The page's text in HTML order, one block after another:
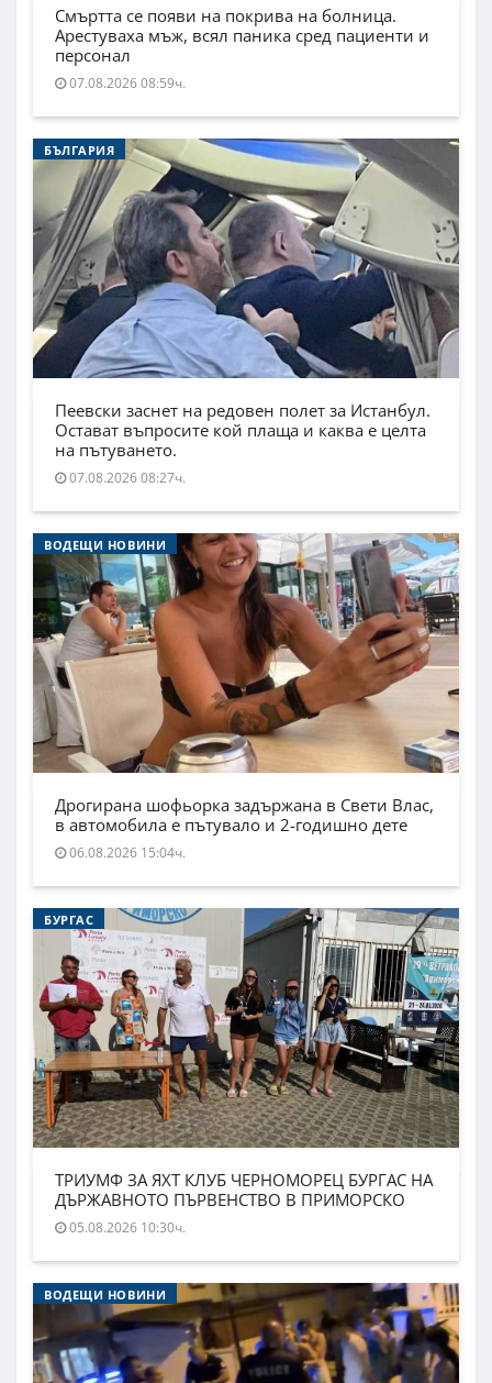
Смъртта се появи на покрива на болница.
Арестуваха мъж, всял паника сред пациенти и
персонал
07.08.2026 08:59ч.
БЪЛГАРИЯ
Пеевски заснет на редовен полет за Истанбул.
Остават въпросите кой плаща и каква е целта
на пътуването.
07.08.2026 08:27ч.
ВОДЕЩИ НОВИНИ
Дрогирана шофьорка задържана в Свети Влас,
в автомобила е пътувало и 2-годишно дете
06.08.2026 15:04ч.
БУРГАС
ТРИУМФ ЗА ЯХТ КЛУБ ЧЕРНОМОРЕЦ БУРГАС НА
ДЪРЖАВНОТО ПЪРВЕНСТВО В ПРИМОРСКО
05.08.2026 10:30ч.
ВОДЕЩИ НОВИНИ